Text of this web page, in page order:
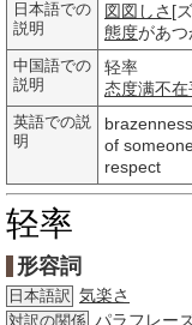
日本語での
説明
図図しさ [
態度があつ
中国語での
説明
轻率
态度满不在
英語での説
明
brazenness
of
respect
轻率
形容詞
日本語訳 気楽さ
対訳の関係 パラフレー